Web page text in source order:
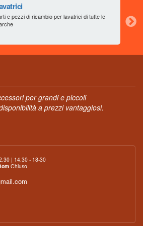
e pezzi di ricambio per lavatrici di tutte le
per grandi e piccoli
a prezzi vantaggiosi.
| 14.30 - 18-30
Chiuso